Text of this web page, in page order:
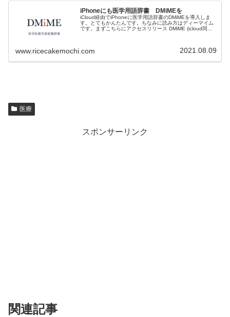
iPhoneにも医学用語辞書 DMiMEを
iCloud経由でiPhoneに医学用語辞書のDMiMEを導入しま
す。とてもかんたんです。ちなみに読み方はディーマイム
です。まずこちらにアクセスリリース DMiME (icloud同期
www.ricecakemochi.com 2021.08.09
医療
スポンサーリンク
関連記事